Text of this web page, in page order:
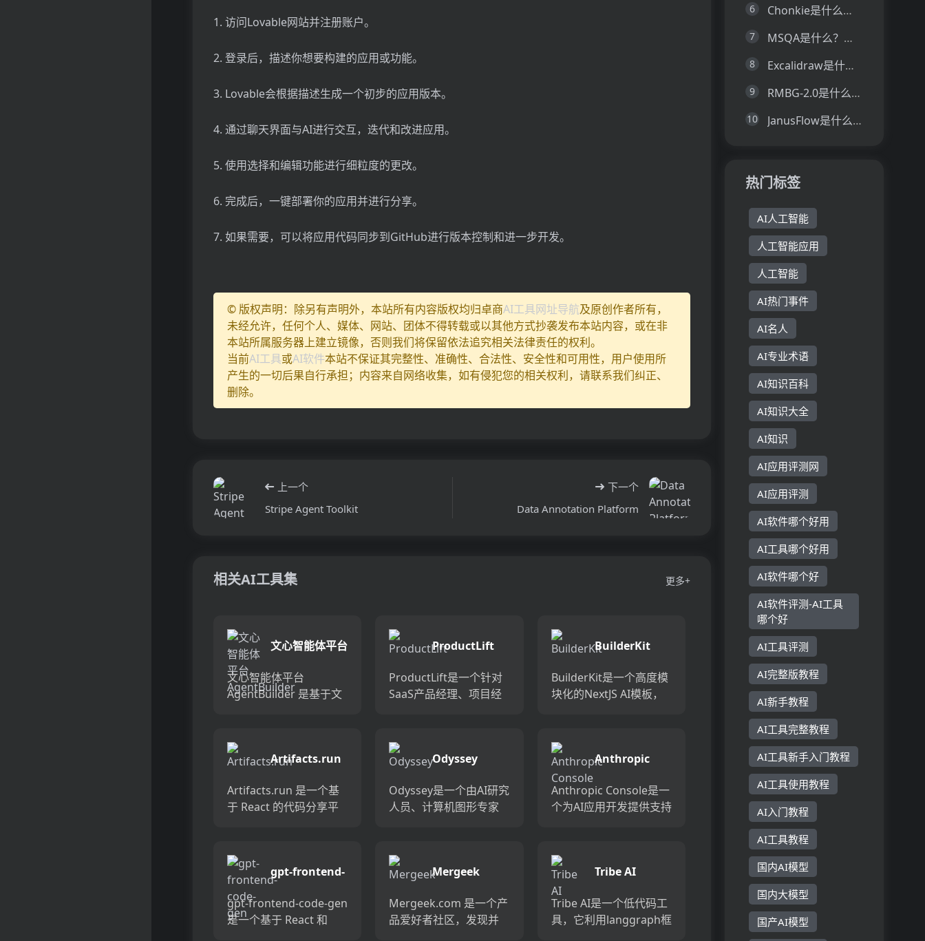
1. 访问Lovable网站并注册账户。
2. 登录后，描述你想要构建的应用或功能。
3. Lovable会根据描述生成一个初步的应用版本。
4. 通过聊天界面与AI进行交互，迭代和改进应用。
5. 使用选择和编辑功能进行细粒度的更改。
6. 完成后，一键部署你的应用并进行分享。
7. 如果需要，可以将应用代码同步到GitHub进行版本控制和进一步开发。
© 版权声明：除另有声明外，本站所有内容版权均归卓商AI工具网址导航及原创作者所有，
未经允许，任何个人、媒体、网站、团体不得转载或以其他方式抄袭发布本站内容，或在非
本站所属服务器上建立镜像，否则我们将保留依法追究相关法律责任的权利。
当前AI工具或AI软件本站不保证其完整性、准确性、合法性、安全性和可用性，用户使用所
产生的一切后果自行承担；内容来自网络收集，如有侵犯您的相关权利，请联系我们纠正、
删除。
上一个
Stripe Agent Toolkit
下一个
Data Annotation Platform
相关AI工具集 更多+
文心智能体平台
文心智能体平台
AgentBuilder 是基于文
业领域和应用场景，选
择不同开发方式打造智
低...
ProductLift
ProductLift是一个针对
SaaS产品经理、项目经
日志工具。它允许用户
对功能进行投票，定义
BuilderKit
BuilderKit是一个高度模
块化的NextJS AI模板，
预构建的应用和强大的
可部署代码库，节省了
40...
Artifacts.run
Artifacts.run 是一个基
于 React 的代码分享平
码，并且在浏览器中实
时运行。该平台简化了...
Odyssey
Odyssey是一个由AI研究
人员、计算机图形专家
旨在为专业的故事讲述
者提供一种新的方式来
Anthropic
Anthropic Console是一
个为AI应用开发提供支持
生成器和模型响应评估
工具，帮助开发者快速
生成高质...
gpt-frontend-
code-gen
gpt-frontend-code-gen
是一个基于 React 和
Mergeek
Mergeek.com 是一个产
品爱好者社区，发现并
Tribe AI
Tribe AI是一个低代码工
具，它利用langgraph框
6 Chonkie是什么？一文让你看懂Chonkie的技术原理、主要功能、应用场景
7 MSQA是什么？一文让你看懂MSQA的技术原理、主要功能、应用场景
8 Excalidraw是什么？一文让你看懂Excalidraw的技术原理、主要功能、应用场景
9 RMBG-2.0是什么？一文让你看懂RMBG-2.0的技术原理、主要功能、应用场景
10 JanusFlow是什么？一文让你看懂JanusFlow的技术原理、主要功能、应用场景
热门标签
AI人工智能
人工智能应用
人工智能
AI热门事件
AI名人
AI专业术语
AI知识百科
AI知识大全
AI知识
AI应用评测网
AI应用评测
AI软件哪个好用
AI工具哪个好用
AI软件哪个好
AI软件评测-AI工具
哪个好
AI工具评测
AI完整版教程
AI新手教程
AI工具完整教程
AI工具新手入门教程
AI工具使用教程
AI入门教程
AI工具教程
国内AI模型
国内大模型
国产AI模型